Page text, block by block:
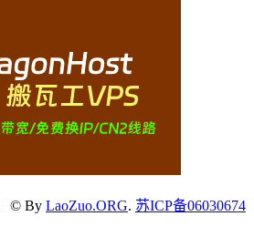
© By LaoZuo.ORG. 苏ICP备06030674